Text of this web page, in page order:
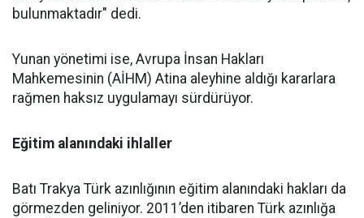
bulunmaktadır" dedi.
Yunan yönetimi ise, Avrupa İnsan Hakları
Mahkemesinin (AİHM) Atina aleyhine aldığı kararlara
rağmen haksız uygulamayı sürdürüyor.
Eğitim alanındaki ihlaller
Batı Trakya Türk azınlığının eğitim alanındaki hakları da
görmezden geliniyor. 2011’den itibaren Türk azınlığa